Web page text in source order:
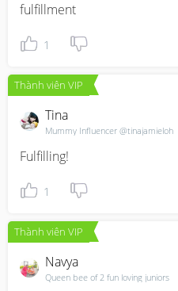
fulfillment
1
Thành viên VIP
Tina
Mummy Influencer @tinajamieloh
Fulfilling!
1
Thành viên VIP
Navya
Queen bee of 2 fun loving juniors